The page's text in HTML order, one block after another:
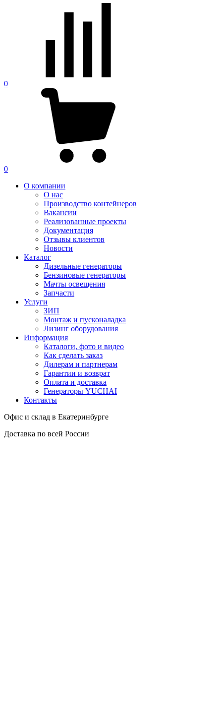
0
0
О компании
О нас
Производство контейнеров
Вакансии
Реализованные проекты
Документация
Отзывы клиентов
Новости
Каталог
Дизельные генераторы
Бензиновые генераторы
Мачты освещения
Запчасти
Услуги
ЗИП
Монтаж и пусконаладка
Лизинг оборудования
Информация
Каталоги, фото и видео
Как сделать заказ
Дилерам и партнерам
Гарантии и возврат
Оплата и доставка
Генераторы YUCHAI
Контакты
Офис и склад в Екатеринбурге
Доставка по всей России